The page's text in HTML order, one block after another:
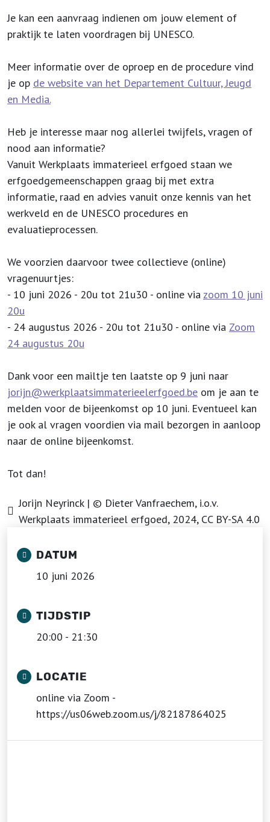
Je kan een aanvraag indienen om jouw element of
praktijk te laten voordragen bij UNESCO.
Meer informatie over de oproep en de procedure vind
je op de website van het Departement Cultuur, Jeugd
en Media.
Heb je interesse maar nog allerlei twijfels, vragen of
nood aan informatie?
Vanuit Werkplaats immaterieel erfgoed staan we
erfgoedgemeenschappen graag bij met extra
informatie, raad en advies vanuit onze kennis van het
werkveld en de UNESCO procedures en
evaluatieprocessen.
We voorzien daarvoor twee collectieve (online)
vragenuurtjes:
- 10 juni 2026 - 20u tot 21u30 - online via zoom 10 juni
20u
- 24 augustus 2026 - 20u tot 21u30 - online via Zoom
24 augustus 20u
Dank voor een mailtje ten laatste op 9 juni naar
jorijn@werkplaatsimmaterieelerfgoed.be om je aan te
melden voor de bijeenkomst op 10 juni. Eventueel kan
je ook al vragen voordien via mail bezorgen in aanloop
naar de online bijeenkomst.
Tot dan!
Jorijn Neyrinck | © Dieter Vanfraechem, i.o.v.
Werkplaats immaterieel erfgoed, 2024, CC BY-SA 4.0
DATUM
10 juni 2026
TIJDSTIP
20:00 - 21:30
LOCATIE
online via Zoom -
https://us06web.zoom.us/j/82187864025